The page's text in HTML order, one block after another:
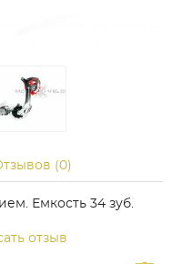
(0)
Емкость 34 зуб.
отзыв